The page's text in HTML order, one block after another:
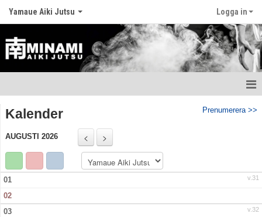
Yamaue Aiki Jutsu Logga in
Kalender
Instruktörer
IBU
Prenumerera >>
Kalender
AUGUSTI 2026
v.31
01
02
v.32
03